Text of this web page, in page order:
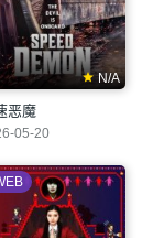
N/A
恶魔
05-20